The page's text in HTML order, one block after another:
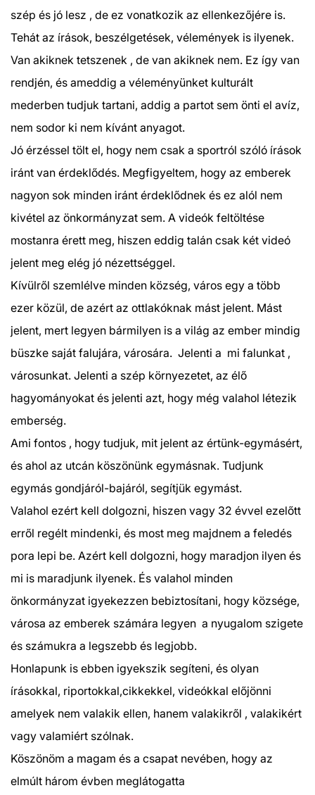
szép és jó lesz , de ez vonatkozik az ellenkezőjére is.
Tehát az írások, beszélgetések, vélemények is ilyenek.
Van akiknek tetszenek , de van akiknek nem. Ez így van
rendjén, és ameddig a véleményünket kulturált
mederben tudjuk tartani, addig a partot sem önti el avíz,
nem sodor ki nem kívánt anyagot.
Jó érzéssel tölt el, hogy nem csak a sportról szóló írások
iránt van érdeklődés. Megfigyeltem, hogy az emberek
nagyon sok minden iránt érdeklődnek és ez alól nem
kivétel az önkormányzat sem. A videók feltöltése
mostanra érett meg, hiszen eddig talán csak két videó
jelent meg elég jó nézettséggel.
Kívülről szemlélve minden község, város egy a több
ezer közül, de azért az ottlakóknak mást jelent. Mást
jelent, mert legyen bármilyen is a világ az ember mindig
büszke saját falujára, városára. Jelenti a mi falunkat ,
városunkat. Jelenti a szép környezetet, az élő
hagyományokat és jelenti azt, hogy még valahol létezik
emberség.
Ami fontos , hogy tudjuk, mit jelent az értünk-egymásért,
és ahol az utcán köszönünk egymásnak. Tudjunk
egymás gondjáról-bajáról, segítjük egymást.
Valahol ezért kell dolgozni, hiszen vagy 32 évvel ezelőtt
erről regélt mindenki, és most meg majdnem a feledés
pora lepi be. Azért kell dolgozni, hogy maradjon ilyen és
mi is maradjunk ilyenek. És valahol minden
önkormányzat igyekezzen bebiztosítani, hogy községe,
városa az emberek számára legyen a nyugalom szigete
és számukra a legszebb és legjobb.
Honlapunk is ebben igyekszik segíteni, és olyan
írásokkal, riportokkal,cikkekkel, videókkal előjönni
amelyek nem valakik ellen, hanem valakikről , valakikért
vagy valamiért szólnak.
Köszönöm a magam és a csapat nevében, hogy az
elmúlt három évben meglátogatta